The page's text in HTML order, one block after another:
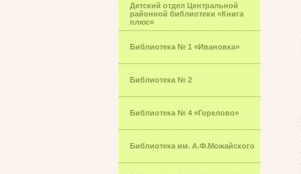
Детский отдел Центральной
районной библиотеки «Книга
плюс»
Библиотека № 1 «Ивановка»
Библиотека № 2
Библиотека № 4 «Горелово»
Библиотека им. А.Ф.Можайского